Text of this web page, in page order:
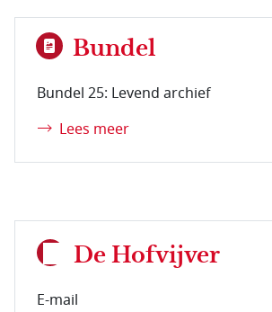
Bundel
Bundel 25: Levend archief
Lees meer
De Hofvijver
E-mail